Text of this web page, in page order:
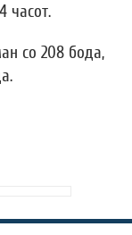
часот.
со 208 бода,